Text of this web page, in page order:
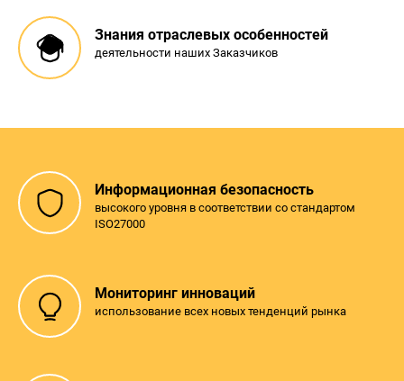
Знания отраслевых особенностей
деятельности наших Заказчиков
Информационная безопасность
высокого уровня в соответствии со стандартом
ISO27000
Мониторинг инноваций
использование всех новых тенденций рынка